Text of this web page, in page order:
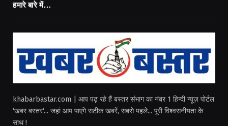
हमारे बारे में…
khabarbastar.com | आप पढ़ रहे हैं बस्तर संभाग का नंबर 1 हिन्दी न्यूज़ पोर्टल
‘खबर बस्तर‘... जहां आप पाएंगे सटीक खबरें, सबसे पहले... पूरी विश्वसनीयता के
साथ !